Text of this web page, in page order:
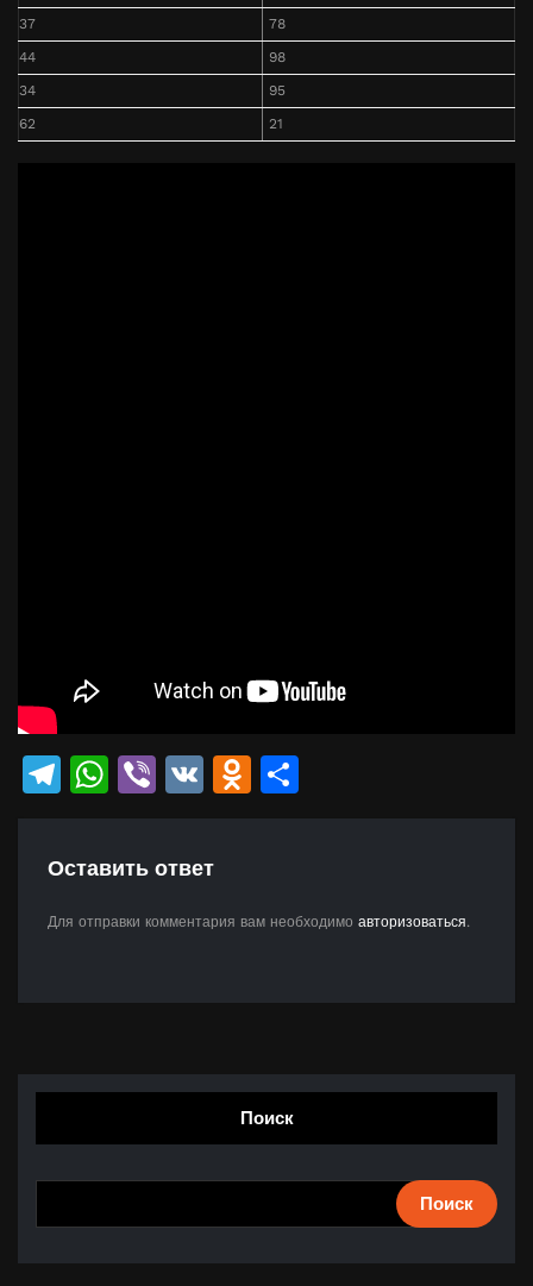
37
78
44
98
34
95
62
21
Telegram
WhatsApp
Viber
VK Odnoklassniki
Оставить ответ
Для отправки комментария вам необходимо авторизоваться.
Поиск
Поиск